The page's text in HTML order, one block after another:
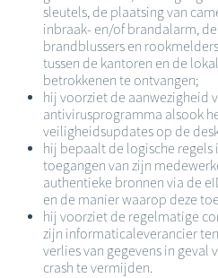
sleutels, de plaatsing van
inbraak- en/of brandalarm,
brandblussers en
tussen de kantoren en de
betrokkenen te ontvangen;
hij voorziet de aanwezigheid
antivirusprogramma alsook
veiligheidsupdates op de
hij bepaalt de logische regels
toegangen van zijn
authentieke bronnen via de
en de manier waarop deze
hij voorziet de regelmatige
zijn informaticaleverancier
verlies van gegevens in
crash te vermijden.